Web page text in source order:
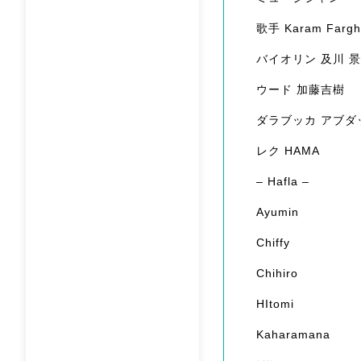
歌手 Karam
バイオリン 及川
ウード 加藤吉樹
ダラブッカ アブダ
レク HAMA
– Hafla –
Ayumin
Chiffy
Chihiro
HItomi
Kaharamana